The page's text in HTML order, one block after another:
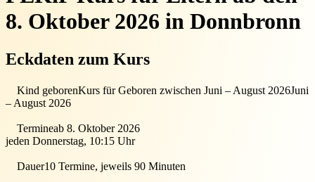
8. Oktober 2026 in Donnbronn
Eckdaten zum Kurs
Kind geborenKurs für Geboren zwischen Juni – August 2026Juni
– August 2026
Termineab 8. Oktober 2026
jeden Donnerstag, 10:15 Uhr
Dauer10 Termine, jeweils 90 Minuten